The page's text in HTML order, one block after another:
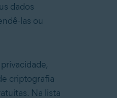
dados
las ou
criptografia
Na lista